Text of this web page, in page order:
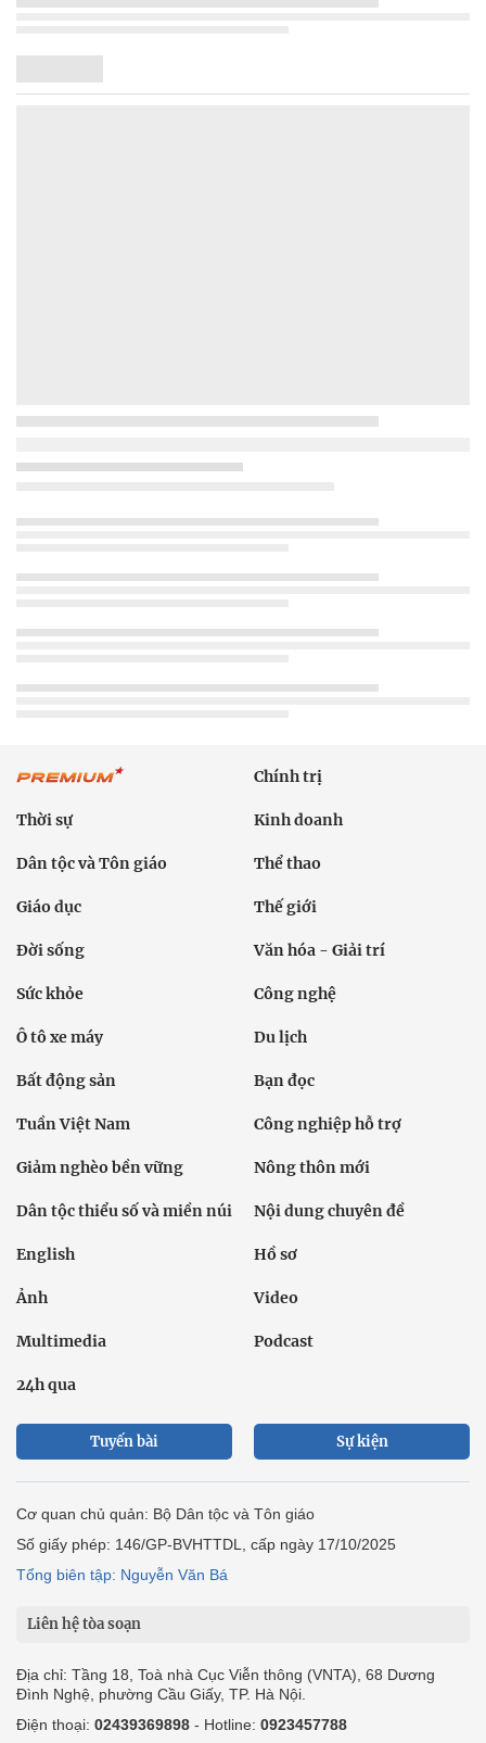
Chính trị
Thời sự Kinh doanh
Dân tộc và Tôn giáo Thể thao
Giáo dục Thế giới
Đời sống Văn hóa - Giải trí
Sức khỏe Công nghệ
Ô tô xe máy Du lịch
Bất động sản Bạn đọc
Tuần Việt Nam Công nghiệp hỗ trợ
Giảm nghèo bền vững Nông thôn mới
Dân tộc thiểu số và miền núi Nội dung chuyên đề
English Hồ sơ
Ảnh Video
Multimedia Podcast
24h qua
Tuyến bài Sự kiện
Cơ quan chủ quản: Bộ Dân tộc và Tôn giáo
Số giấy phép: 146/GP-BVHTTDL, cấp ngày 17/10/2025
Tổng biên tập: Nguyễn Văn Bá
Liên hệ tòa soạn
Địa chỉ: Tầng 18, Toà nhà Cục Viễn thông (VNTA), 68 Dương
Đình Nghệ, phường Cầu Giấy, TP. Hà Nội.
Điện thoại: 02439369898 - Hotline: 0923457788